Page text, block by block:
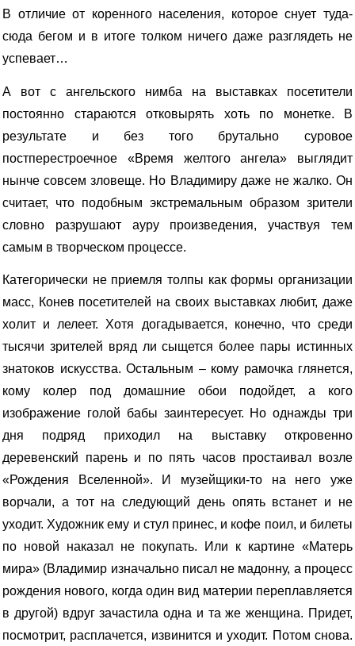
В отличие от коренного населения, которое снует туда-
сюда бегом и в итоге толком ничего даже разглядеть не
успевает…
А вот с ангельского нимба на выставках посетители
постоянно стараются отковырять хоть по монетке. В
результате и без того брутально суровое
постперестроечное «Время желтого ангела» выглядит
нынче совсем зловеще. Но Владимиру даже не жалко. Он
считает, что подобным экстремальным образом зрители
словно разрушают ауру произведения, участвуя тем
самым в творческом процессе.
Категорически не приемля толпы как формы организации
масс, Конев посетителей на своих выставках любит, даже
холит и лелеет. Хотя догадывается, конечно, что среди
тысячи зрителей вряд ли сыщется более пары истинных
знатоков искусства. Остальным – кому рамочка глянется,
кому колер под домашние обои подойдет, а кого
изображение голой бабы заинтересует. Но однажды три
дня подряд приходил на выставку откровенно
деревенский парень и по пять часов простаивал возле
«Рождения Вселенной». И музейщики-то на него уже
ворчали, а тот на следующий день опять встанет и не
уходит. Художник ему и стул принес, и кофе поил, и билеты
по новой наказал не покупать. Или к картине «Матерь
мира» (Владимир изначально писал не мадонну, а процесс
рождения нового, когда один вид материи переплавляется
в другой) вдруг зачастила одна и та же женщина. Придет,
посмотрит, расплачется, извинится и уходит. Потом снова.